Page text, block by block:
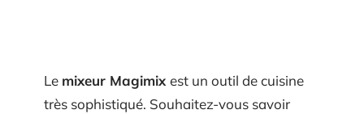
Le mixeur Magimix est un outil de cuisine
très sophistiqué. Souhaitez-vous savoir